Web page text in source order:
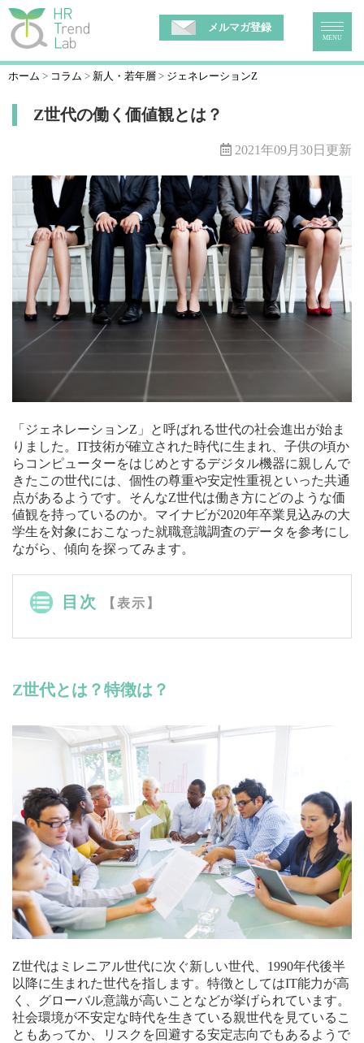
メルマガ登録
MENU
ホーム コラム 新人・若年層 ジェネレーションZ
Z世代の働く価値観とは？
2021年09月30日更新
「ジェネレーションZ」と呼ばれる世代の社会進出が始ま
りました。IT技術が確立された時代に生まれ、子供の頃か
らコンピューターをはじめとするデジタル機器に親しんで
きたこの世代には、個性の尊重や安定性重視といった共通
点があるようです。そんなZ世代は働き方にどのような価
値観を持っているのか。マイナビが2020年卒業見込みの大
学生を対象におこなった就職意識調査のデータを参考にし
ながら、傾向を探ってみます。
目次 【表示】
Z世代とは？特徴は？
Z世代はミレニアル世代に次ぐ新しい世代、1990年代後半
以降に生まれた世代を指します。特徴としてはIT能力が高
く、グローバル意識が高いことなどが挙げられています。
社会環境が不安定な時代を生きている親世代を見ているこ
ともあってか、リスクを回避する安定志向でもあるようで